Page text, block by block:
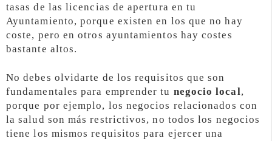
tasas de las licencias de apertura en tu
Ayuntamiento, porque existen en los que no hay
coste, pero en otros ayuntamientos hay costes
bastante altos.
No debes olvidarte de los requisitos que son
fundamentales para emprender tu negocio local,
porque por ejemplo, los negocios relacionados con
la salud son más restrictivos, no todos los negocios
tiene los mismos requisitos para ejercer una